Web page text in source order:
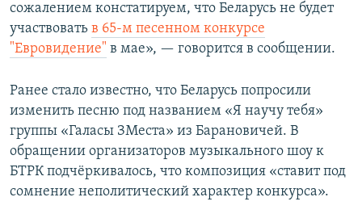
сожалением констатируем, что Беларусь не будет
участвовать в 65-м песенном конкурсе
"Евровидение" в мае», — говорится в сообщении.
Ранее стало известно, что Беларусь попросили
изменить песню под названием «Я научу тебя»
группы «Галасы ЗМеста» из Барановичей. В
обращении организаторов музыкального шоу к
БТРК подчёркивалось, что композиция «ставит под
сомнение неполитический характер конкурса».